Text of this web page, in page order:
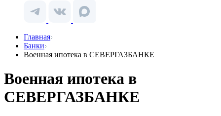
Главная
Банки
Военная ипотека в СЕВЕРГАЗБАНКЕ
Военная ипотека в
СЕВЕРГАЗБАНКЕ